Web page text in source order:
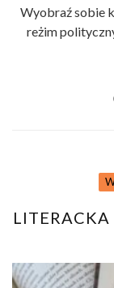
Wyobraź sobie
reżim